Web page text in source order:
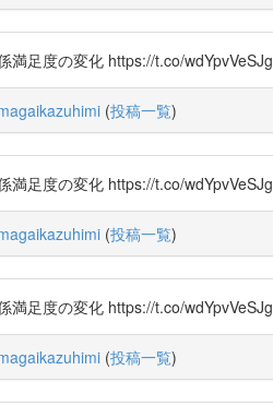
満足度の変化 https://t.co/wdYpvVeSJg
(投稿一覧)
満足度の変化 https://t.co/wdYpvVeSJg
(投稿一覧)
満足度の変化 https://t.co/wdYpvVeSJg
(投稿一覧)